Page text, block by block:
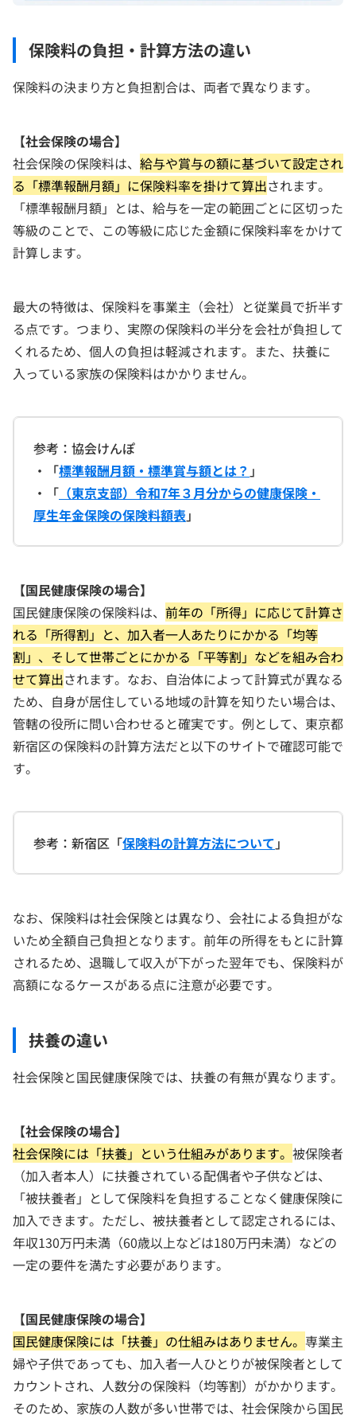
保険料の負担・計算方法の違い
保険料の決まり方と負担割合は、両者で異なります。
【社会保険の場合】
社会保険の保険料は、 給与や賞与の額に基づいて設定され
る「標準報酬月額」に保険料率を掛けて算出されます。
「標準報酬月額」とは、給与を一定の範囲ごとに区切った
等級のことで、この等級に応じた金額に保険料率をかけて
計算します。
最大の特徴は、保険料を事業主（会社）と従業員で折半す
る点です。つまり、実際の保険料の半分を会社が負担して
くれるため、個人の負担は軽減されます。また、扶養に
入っている家族の保険料はかかりません。
参考：協会けんぽ
・「標準報酬月額・標準賞与額とは？ 」
・「 （東京支部）令和7年３月分からの健康保険・
厚生年金保険の保険料額表 」
【国民健康保険の場合】
国民健康保険の保険料は、 前年の「所得」に応じて計算さ
れる「所得割」と、加入者一人あたりにかかる「均等
割」、そして世帯ごとにかかる「平等割」などを組み合わ
せて算出されます。なお、自治体によって計算式が異なる
ため、自身が居住している地域の計算を知りたい場合は、
管轄の役所に問い合わせると確実です。例として、東京都
新宿区の保険料の計算方法だと以下のサイトで確認可能で
す。
参考：新宿区「保険料の計算方法について 」
なお、保険料は社会保険とは異なり、会社による負担がな
いため全額自己負担となります。前年の所得をもとに計算
されるため、退職して収入が下がった翌年でも、保険料が
高額になるケースがある点に注意が必要です。
扶養の違い
社会保険と国民健康保険では、扶養の有無が異なります。
【社会保険の場合】
社会保険には「扶養」という仕組みがあります。 被保険者
（加入者本人）に扶養されている配偶者や子供などは、
「被扶養者」として保険料を負担することなく健康保険に
加入できます。ただし、被扶養者として認定されるには、
年収130万円未満（60歳以上などは180万円未満）などの
一定の要件を満たす必要があります。
【国民健康保険の場合】
国民健康保険には「扶養」の仕組みはありません。 専業主
婦や子供であっても、加入者一人ひとりが被保険者として
カウントされ、人数分の保険料（均等割）がかかります。
そのため、家族の人数が多い世帯では、社会保険から国民